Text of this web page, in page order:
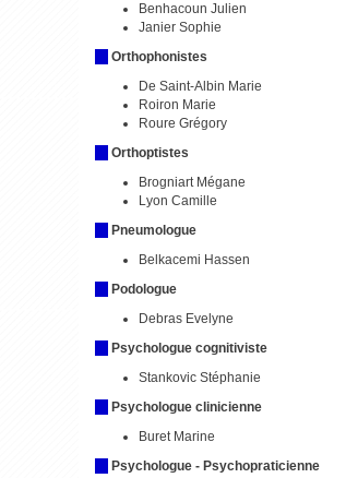
Benhacoun Julien
Janier Sophie
Orthophonistes
De Saint-Albin Marie
Roiron Marie
Roure Grégory
Orthoptistes
Brogniart Mégane
Lyon Camille
Pneumologue
Belkacemi Hassen
Podologue
Debras Evelyne
Psychologue cognitiviste
Stankovic Stéphanie
Psychologue clinicienne
Buret Marine
Psychologue - Psychopraticienne